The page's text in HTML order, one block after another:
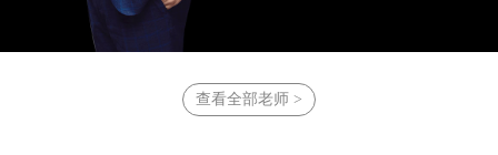
查看全部老师 >